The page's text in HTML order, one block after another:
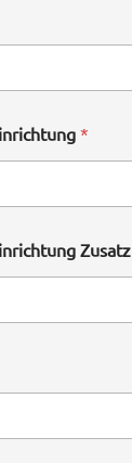
*
Zusatz